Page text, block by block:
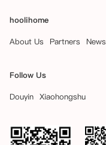
hoolihome
About Us
Partners News
Follow Us
Douyin Xiaohongshu